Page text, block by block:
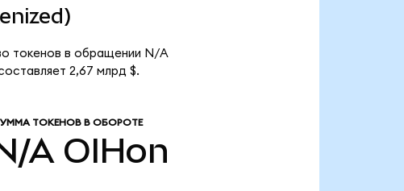
токенов в обращении N/A
2,67 млрд $.
ТОКЕНОВ В ОБОРОТЕ
A OIHon